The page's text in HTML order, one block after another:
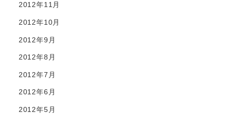
2012年11月
2012年10月
2012年9月
2012年8月
2012年7月
2012年6月
2012年5月